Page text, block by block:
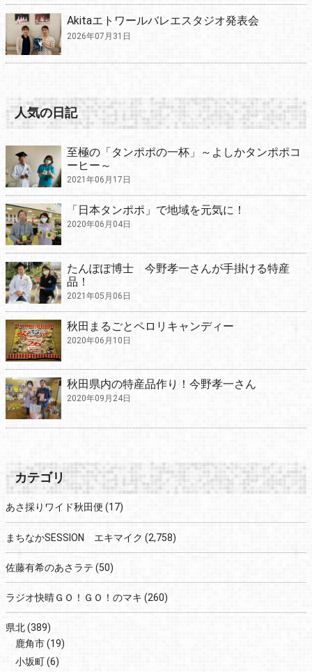
Akitaエトワールバレエスタジオ発表会
2026年07月31日
人気の日記
至極の「タンポポの一杯」～よしかタンポポコ
ーヒー～
2021年06月17日
「日本タンポポ」で地域を元気に！
2020年06月04日
たんぽぽ博士 今野孝一さんが手掛ける特産
品！
2021年05月06日
秋田まるごとペロリキャンディー
2020年06月10日
秋田県内の特産品作り！今野孝一さん
2020年09月24日
カテゴリ
あさ採りワイド秋田便 (17)
まちなかSESSION エキマイク (2,758)
佐藤有希のあさラテ (50)
ラジオ快晴ＧＯ！ＧＯ！のマキ (260)
県北(389)
鹿角市(19)
小坂町(6)